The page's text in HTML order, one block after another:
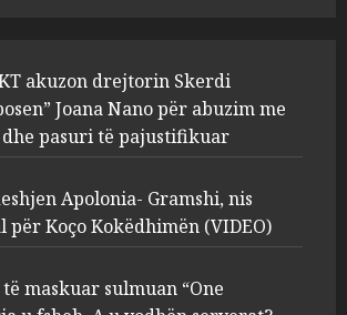
Apolonia- Gramshi, nis
procedim penal për Koço
Kokëdhimën (VIDEO)
MARCH 27, 2025
FOTO/ Persona të maskuar
sulmuan “One Albania”,
ngjarja u fsheh. A u vodhën
serverat?
akuzon drejtorin Skerdi
Joana Nano për abuzim me
pasuri të pajustifikuar
Apolonia- Gramshi, nis
për Koço Kokëdhimën (VIDEO)
të maskuar sulmuan “One